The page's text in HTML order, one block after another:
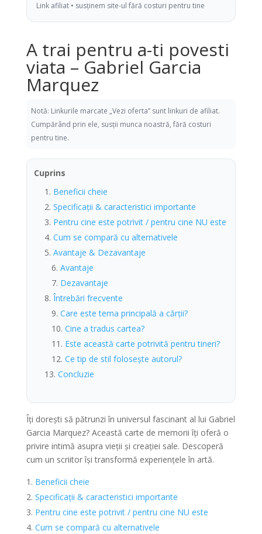
Link afiliat • susținem site-ul fără costuri pentru tine
A trai pentru a-ti povesti
viata – Gabriel Garcia
Marquez
Notă: Linkurile marcate „Vezi oferta” sunt linkuri de afiliat.
Cumpărând prin ele, susții munca noastră, fără costuri
pentru tine.
Cuprins
Beneficii cheie
Specificații & caracteristici importante
Pentru cine este potrivit / pentru cine NU este
Cum se compară cu alternativele
Avantaje & Dezavantaje
Avantaje
Dezavantaje
Întrebări frecvente
Care este tema principală a cărții?
Cine a tradus cartea?
Este această carte potrivită pentru tineri?
Ce tip de stil folosește autorul?
Concluzie
Îți dorești să pătrunzi în universul fascinant al lui Gabriel
Garcia Marquez? Această carte de memorii îți oferă o
privire intimă asupra vieții și creației sale. Descoperă
cum un scriitor își transformă experiențele în artă.
Beneficii cheie
Specificații & caracteristici importante
Pentru cine este potrivit / pentru cine NU este
Cum se compară cu alternativele